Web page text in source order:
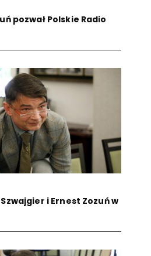
pozwał Polskie Radio
i Ernest Zozuń w